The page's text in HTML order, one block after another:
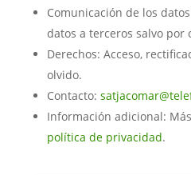
Comunicación de los
datos a terceros salvo por
Derechos: Acceso,
olvido.
Contacto:
Información adicional:
política de privacidad.